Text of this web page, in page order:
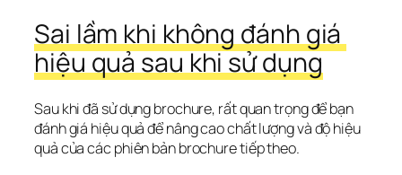
Sai lầm khi không đánh giá
hiệu quả sau khi sử dụng
Sau khi đã sử dụng brochure, rất quan trọng để bạn
đánh giá hiệu quả để nâng cao chất lượng và độ hiệu
quả của các phiên bản brochure tiếp theo.